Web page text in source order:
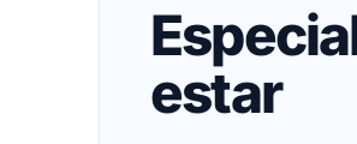
estar